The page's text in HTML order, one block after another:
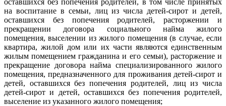
на воспитание в семьи, лиц из числа детей-сирот и детей,
оставшихся без попечения родителей, расторжении и
прекращении договора социального найма жилого
помещения, выселении из жилого помещения (в случае, если
квартира, жилой дом или их части являются единственным
жилым помещением гражданина и его семьи), расторжение и
прекращение договора найма специализированного жилого
помещения, предназначенного для проживания детей-сирот и
детей, оставшихся без попечения родителей, лиц из числа
детей-сирот и детей, оставшихся без попечения родителей,
выселение из указанного жилого помещения;